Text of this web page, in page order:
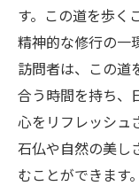
す。この道を歩く
精神的な修行の一
訪問者は、この道
合う時間を持ち、
心をリフレッシュ
石仏や自然の美し
むことができます